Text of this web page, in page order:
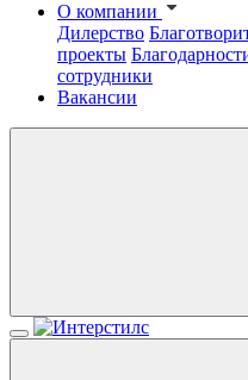
О компании
Дилерство
проекты
сотрудники
Вакансии